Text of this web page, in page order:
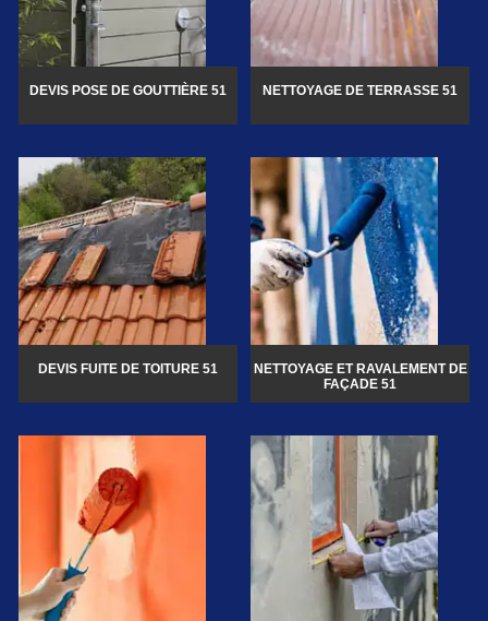
DEVIS POSE DE GOUTTIÈRE 51 NETTOYAGE DE TERRASSE 51
DEVIS FUITE DE TOITURE 51
NETTOYAGE ET RAVALEMENT DE
FAÇADE 51